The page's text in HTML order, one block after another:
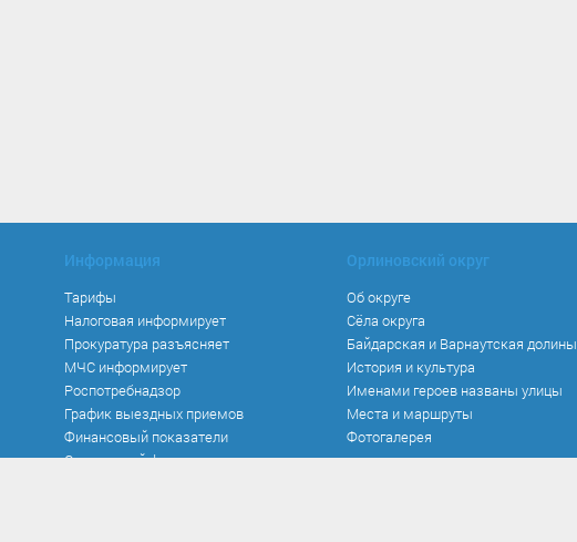
Информация
Тарифы
Налоговая информирует
Прокуратура разъясняет
МЧС информирует
Роспотребнадзор
График выездных приемов
Финансовый показатели
Социальный фонд
Орлиновский округ
Об округе
Сёла округа
Байдарская и Варнаутская долины
История и культура
Именами героев названы улицы
Места и маршруты
Фотогалерея